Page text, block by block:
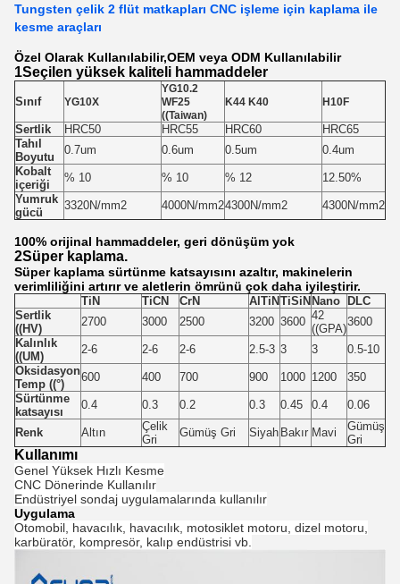
Tungsten çelik 2 flüt matkapları CNC işleme için kaplama ile
kesme araçları
Özel Olarak Kullanılabilir,OEM veya ODM Kullanılabilir
1Seçilen yüksek kaliteli hammaddeler
Sınıf YG10X
YG10.2
WF25
((Taiwan)
K44 K40 H10F
Sertlik HRC50 HRC55 HRC60
HRC65
Tahıl
Boyutu
0.7um 0.6um 0.5um
0.4um
Kobalt
içeriği
% 10 % 10 % 12
12.50%
Yumruk
gücü
3320N/mm2 4000N/mm24300N/mm2 4300N/mm2
100% orijinal hammaddeler, geri dönüşüm yok
2Süper kaplama.
Süper kaplama sürtünme katsayısını azaltır, makinelerin
verimliliğini artırır ve aletlerin ömrünü çok daha iyileştirir.
TiN TiCN CrN AlTiN TiSiN Nano
DLC
Sertlik
((HV)
2700 3000 2500 3200 3600 42
((GPA)
3600
Kalınlık
((UM)
2-6 2-6 2-6 2.5-3 3 3
0.5-10
Oksidasyon
Temp ((°)
600 400 700 900 1000 1200
350
Sürtünme
katsayısı
0.4 0.3 0.2 0.3 0.45 0.4 0.06
Renk Altın
Çelik
Gri
Gümüş Gri Siyah Bakır Mavi
Gümüş
Gri
Kullanımı
Genel Yüksek Hızlı Kesme
CNC Dönerinde Kullanılır
Endüstriyel sondaj uygulamalarında kullanılır
Uygulama
Otomobil, havacılık, havacılık, motosiklet motoru, dizel motoru,
karbüratör, kompresör, kalıp endüstrisi vb.